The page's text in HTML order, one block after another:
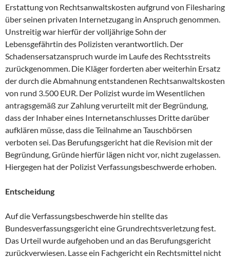
Erstattung von Rechtsanwaltskosten aufgrund von Filesharing
über seinen privaten Internetzugang in Anspruch genommen.
Unstreitig war hierfür der volljährige Sohn der
Lebensgefährtin des Polizisten verantwortlich. Der
Schadensersatzanspruch wurde im Laufe des Rechtsstreits
zurückgenommen. Die Kläger forderten aber weiterhin Ersatz
der durch die Abmahnung entstandenen Rechtsanwaltskosten
von rund 3.500 EUR. Der Polizist wurde im Wesentlichen
antragsgemäß zur Zahlung verurteilt mit der Begründung,
dass der Inhaber eines Internetanschlusses Dritte darüber
aufklären müsse, dass die Teilnahme an Tauschbörsen
verboten sei. Das Berufungsgericht hat die Revision mit der
Begründung, Gründe hierfür lägen nicht vor, nicht zugelassen.
Hiergegen hat der Polizist Verfassungsbeschwerde erhoben.
Entscheidung
Auf die Verfassungsbeschwerde hin stellte das
Bundesverfassungsgericht eine Grundrechtsverletzung fest.
Das Urteil wurde aufgehoben und an das Berufungsgericht
zurückverwiesen. Lasse ein Fachgericht ein Rechtsmittel nicht